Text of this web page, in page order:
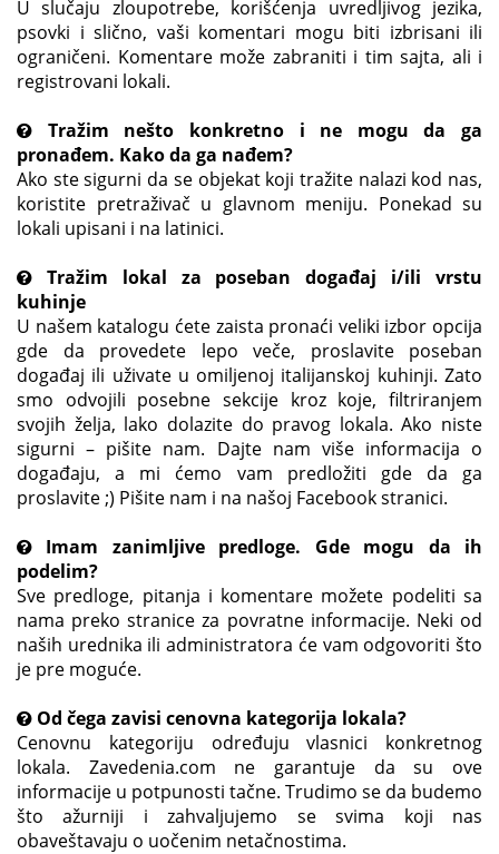
U slučaju zloupotrebe, korišćenja uvredljivog jezika,
psovki i slično, vaši komentari mogu biti izbrisani ili
ograničeni. Komentare može zabraniti i tim sajta, ali i
registrovani lokali.
Tražim nešto konkretno i ne mogu da ga
pronađem. Kako da ga nađem?
Ako ste sigurni da se objekat koji tražite nalazi kod nas,
koristite pretraživač u glavnom meniju. Ponekad su
lokali upisani i na latinici.
Tražim lokal za poseban događaj i/ili vrstu
kuhinje
U našem katalogu ćete zaista pronaći veliki izbor opcija
gde da provedete lepo veče, proslavite poseban
događaj ili uživate u omiljenoj italijanskoj kuhinji. Zato
smo odvojili posebne sekcije kroz koje, filtriranjem
svojih želja, lako dolazite do pravog lokala. Ako niste
sigurni – pišite nam. Dajte nam više informacija o
događaju, a mi ćemo vam predložiti gde da ga
proslavite ;) Pišite nam i na našoj Facebook stranici.
Imam zanimljive predloge. Gde mogu da ih
podelim?
Sve predloge, pitanja i komentare možete podeliti sa
nama preko stranice za povratne informacije. Neki od
naših urednika ili administratora će vam odgovoriti što
je pre moguće.
Od čega zavisi cenovna kategorija lokala?
Cenovnu kategoriju određuju vlasnici konkretnog
lokala. Zavedenia.com ne garantuje da su ove
informacije u potpunosti tačne. Trudimo se da budemo
što ažurniji i zahvaljujemo se svima koji nas
obaveštavaju o uočenim netačnostima.